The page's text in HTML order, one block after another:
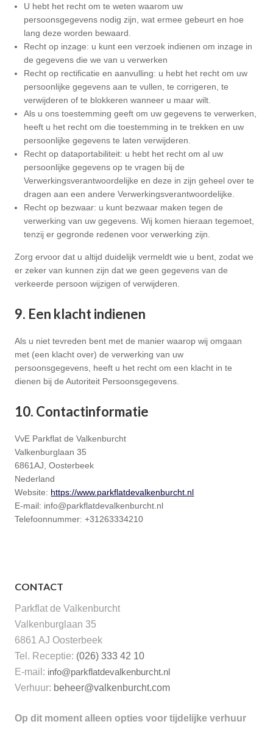
U hebt het recht om te weten waarom uw
persoonsgegevens nodig zijn, wat ermee gebeurt en hoe
lang deze worden bewaard.
Recht op inzage: u kunt een verzoek indienen om inzage in
de gegevens die we van u verwerken
Recht op rectificatie en aanvulling: u hebt het recht om uw
persoonlijke gegevens aan te vullen, te corrigeren, te
verwijderen of te blokkeren wanneer u maar wilt.
Als u ons toestemming geeft om uw gegevens te verwerken,
heeft u het recht om die toestemming in te trekken en uw
persoonlijke gegevens te laten verwijderen.
Recht op dataportabiliteit: u hebt het recht om al uw
persoonlijke gegevens op te vragen bij de
Verwerkingsverantwoordelijke en deze in zijn geheel over te
dragen aan een andere Verwerkingsverantwoordelijke.
Recht op bezwaar: u kunt bezwaar maken tegen de
verwerking van uw gegevens. Wij komen hieraan tegemoet,
tenzij er gegronde redenen voor verwerking zijn.
Zorg ervoor dat u altijd duidelijk vermeldt wie u bent, zodat we
er zeker van kunnen zijn dat we geen gegevens van de
verkeerde persoon wijzigen of verwijderen.
9. Een klacht indienen
Als u niet tevreden bent met de manier waarop wij omgaan
met (een klacht over) de verwerking van uw
persoonsgegevens, heeft u het recht om een klacht in te
dienen bij de Autoriteit Persoonsgegevens.
10. Contactinformatie
VvE Parkflat de Valkenburcht
Valkenburglaan 35
6861AJ, Oosterbeek
Nederland
Website: https://www.parkflatdevalkenburcht.nl
E-mail: info@parkflatdevalkenburcht.nl
Telefoonnummer: +31263334210
CONTACT
Parkflat de Valkenburcht
Valkenburglaan 35
6861 AJ Oosterbeek
Tel. Receptie: (026) 333 42 10
E-mail: info@parkflatdevalkenburcht.nl
Verhuur: beheer@valkenburcht.com
Op dit moment alleen opties voor tijdelijke verhuur